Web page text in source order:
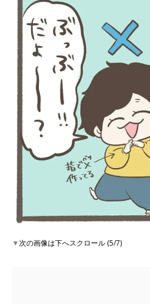
▼次の画像は下へスクロール (5/7)